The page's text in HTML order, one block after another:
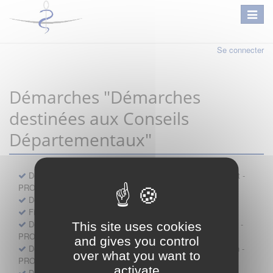
This site uses cookies
and gives you control
over what you want to
activate
Se connecter
Démarches "Démarches
destinées aux Conseils
Départementaux"
Déclaration préalable d'ouverture d'un lieu d'exercice distinct -
PROFESSIONNEL
Demande d'exemption de garde - PROFESSIONNEL
Fiche de signalement d'agression
Demande d’autorisation de se faire assister par un médecin -
PROFESSIONNEL
Demande d'autorisation de tenue de cabinet par un médecin -
PROFESSIONNEL